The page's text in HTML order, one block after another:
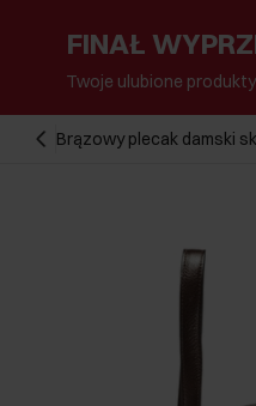
FINAŁ
Twoje ulubione
Brązowy plecak damski